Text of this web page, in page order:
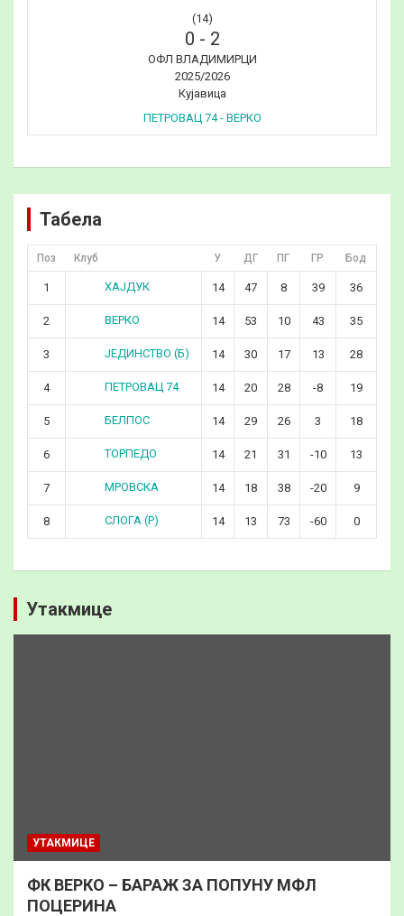
(14)
0 - 2
ОФЛ ВЛАДИМИРЦИ
2025/2026
Кујавица
ПЕТРОВАЦ 74 - ВЕРКО
Табела
Поз Клуб У ДГ ПГ ГР Бод
1 ХАЈДУК 14 47 8 39 36
2 ВЕРКО 14 53 10 43 35
3 ЈЕДИНСТВО (Б) 14 30 17 13 28
4 ПЕТРОВАЦ 74 14 20 28 -8 19
5 БЕЛПОС 14 29 26 3 18
6 ТОРПЕДО 14 21 31 -10 13
7 МРОВСКА 14 18 38 -20 9
8 СЛОГА (Р) 14 13 73 -60 0
Утакмице
УТАКМИЦЕ
ФК ВЕРКО – БАРАЖ ЗА ПОПУНУ МФЛ
ПОЦЕРИНА